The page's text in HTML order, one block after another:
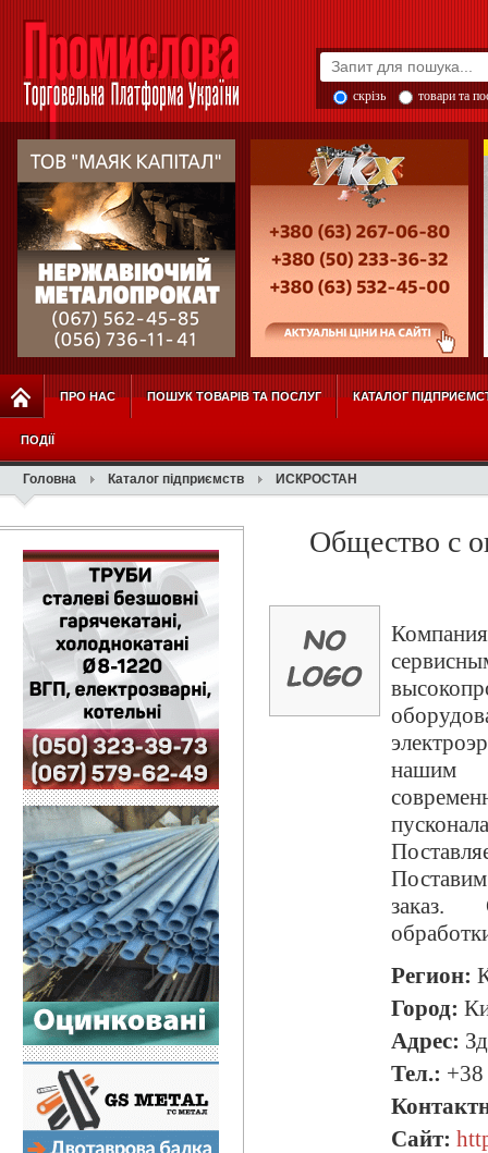
скрізь товари та
ПРО НАС ПОШУК ТОВАРІВ ТА ПОСЛУГ КАТАЛОГ
ПОДІЇ
Головна Каталог підприємств ИСКРОСТАН
Общество с
нашим
заказ.
Регион:
Город:
Адрес:
Тел.:
Сайт: